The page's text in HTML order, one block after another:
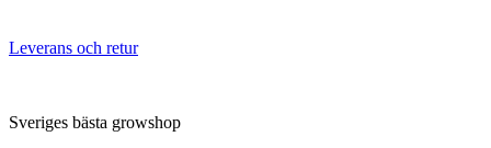
Leverans och retur
Sveriges bästa growshop